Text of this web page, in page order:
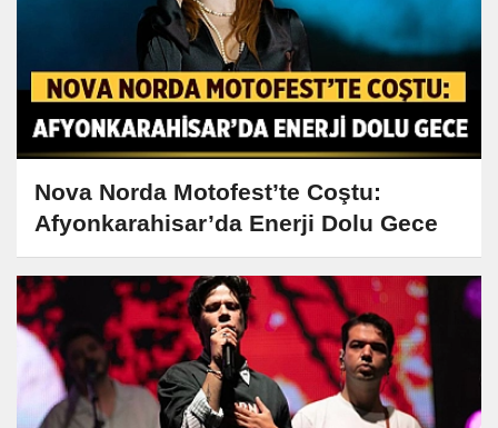
Nova Norda Motofest’te Coştu:
Afyonkarahisar’da Enerji Dolu Gece